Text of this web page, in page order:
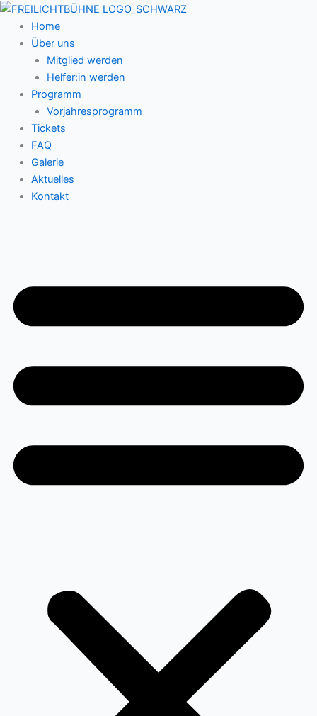
Zum
Inhalt
springen
Home
Über uns
Mitglied werden
Helfer:in werden
Programm
Vorjahresprogramm
Tickets
FAQ
Galerie
Aktuelles
Kontakt